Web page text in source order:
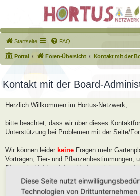
Startseite FAQ
Portal Foren-Übersicht
Kontakt mit der Board-
Herzlich Willkommen im Hortus-Netzwerk,
bitte beachtet, dass wir über dieses
Unterstützung bei Problemen mit der Seite/
Wir können leider keine Fragen mehr
Vorträgen, Tier- und Pflanzenbestimmungen,
Diese sind leider viel zu Umfangreich
Bitte stellt diese Fragen im Forum, dort helfen
Diese Seite nutzt
Technologien von